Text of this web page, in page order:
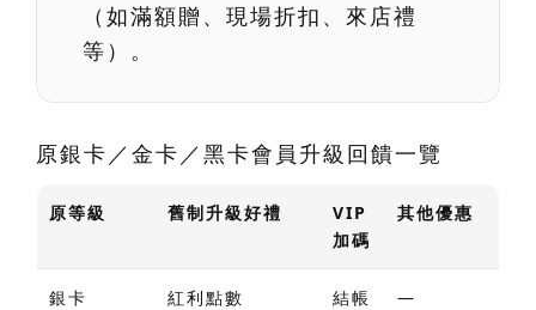
（如滿額贈、現場折扣、來店禮
等）。
原銀卡／金卡／黑卡會員升級回饋一覽
原等級 舊制升級好禮
VIP
加碼
其他優惠
銀卡
紅利點數
結帳
—